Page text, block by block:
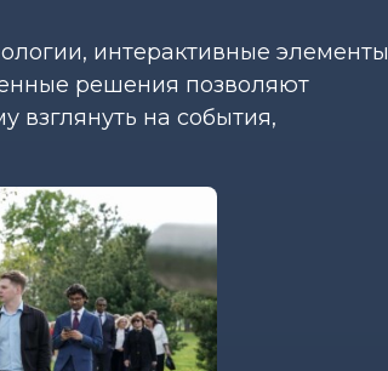
интерактивные элементы
решения позволяют
взглянуть на события,